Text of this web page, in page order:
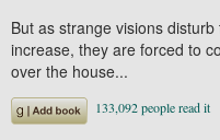
But as strange visions
increase, they are forced to
over the house...